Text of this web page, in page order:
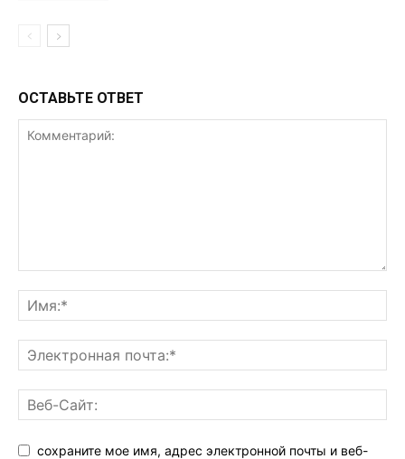
ОСТАВЬТЕ ОТВЕТ
сохраните мое имя, адрес электронной почты и веб-